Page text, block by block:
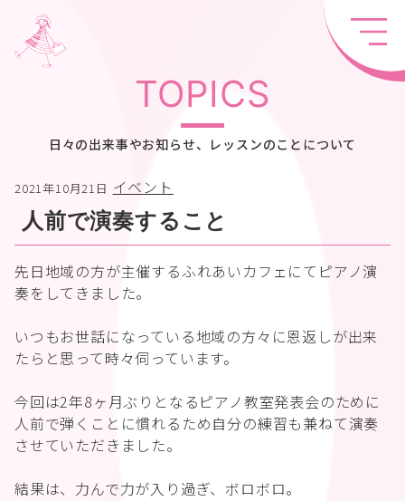
TOPICS
日々の出来事やお知らせ、レッスンのことについて
2021年10月21日 イベント
人前で演奏すること
先日地域の方が主催するふれあいカフェにてピアノ演
奏をしてきました。
いつもお世話になっている地域の方々に恩返しが出来
たらと思って時々伺っています。
今回は2年8ヶ月ぶりとなるピアノ教室発表会のために
人前で弾くことに慣れるため自分の練習も兼ねて演奏
させていただきました。
結果は、力んで力が入り過ぎ、ボロボロ。